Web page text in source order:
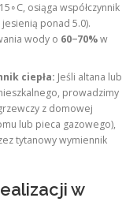
osiąga współczynnik
ponad 5.0).
wody o 60−70%w
ciepła: Jeśli altana lub
prowadzimy
z domowej
lub pieca gazowego),
tytanowy wymiennik
w